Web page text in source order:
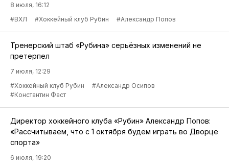
8 июля, 16:12
#ВХЛ
#Хоккейный клуб Рубин #Александр Попов
Тренерский штаб «Рубина» серьёзных изменений не
претерпел
7 июля, 12:29
#Хоккейный клуб Рубин
#Александр Осипов
#Константин Фаст
Директор хоккейного клуба «Рубин» Александр Попов:
«Рассчитываем, что с 1 октября будем играть во Дворце
спорта»
6 июля, 19:20